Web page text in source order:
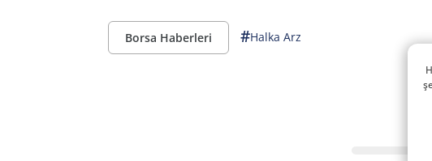
Borsa Haberleri #Halka Arz